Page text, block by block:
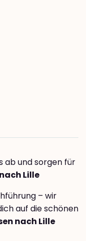
ab und sorgen für
Lille
– wir
auf die schönen
nach Lille